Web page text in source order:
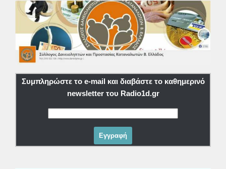
Συμπληρώστε το e-mail και διαβάστε το καθημερινό
newsletter του Radio1d.gr